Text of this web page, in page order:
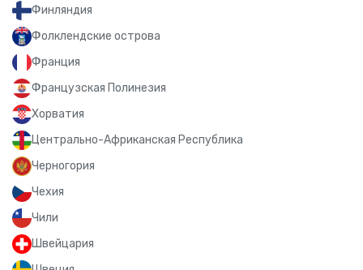
Финляндия
Фолклендские острова
Франция
Французская Полинезия
Хорватия
Центрально-Африканская Республика
Черногория
Чехия
Чили
Швейцария